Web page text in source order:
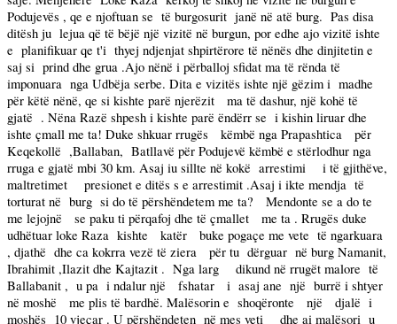
Podujevës , qe e njoftuan se të burgosurit janë në atë burg. Pas disa
ditësh ju lejua që të bëjë një vizitë në burgun, por edhe ajo vizitë ishte
e planifikuar qe t'i thyej ndjenjat shpirtërore të nënës dhe dinjitetin e
saj si prind dhe grua .Ajo nënë i përballoj sfidat ma të rënda të
imponuara nga Udbëja serbe. Dita e vizitës ishte një gëzim i madhe
për këtë nënë, qe si kishte parë njerëzit
ma të dashur, një kohë të
gjatë . Nëna Razë shpesh i kishte parë ëndërr se i kishin liruar dhe
ishte çmall me ta! Duke shkuar rrugës
këmbë nga Prapashtica
për
Keqekollë ,Ballaban, Batllavë për Podujevë këmbë e stërlodhur nga
rruga e gjatë mbi 30 km. Asaj iu sillte në kokë arrestimi
i të gjithëve,
maltretimet
presionet e ditës s e arrestimit .Asaj i ikte mendja të
torturat në burg si do të përshëndetem me ta?
Mendonte se a do te
me lejojnë
se paku ti përqafoj dhe të çmallet
me ta . Rrugës duke
udhëtuar loke Raza kishte katër buke pogaçe me vete të ngarkuara
, djathë dhe ca kokrra vezë të ziera për tu dërguar në burg Namanit,
Ibrahimit ,Ilazit dhe Kajtazit . Nga larg dikund në rrugët malore të
Ballabanit , u pa i ndalur një fshatar i asaj ane një burrë i shtyer
në moshë
me plis të bardhë. Malësorin e shoqëronte një djalë i
moshës
10 vjeçar . U përshëndeten në mes veti dhe ai malësori u